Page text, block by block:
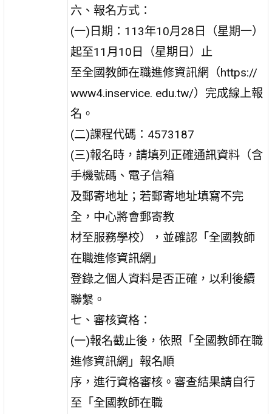
六、報名方式：
(一)日期：113年10月28日（星期一）
起至11月10日（星期日）止
至全國教師在職進修資訊網（https://
www4.inservice. edu.tw/）完成線上報
名。
(二)課程代碼：4573187
(三)報名時，請填列正確通訊資料（含
手機號碼、電子信箱
及郵寄地址；若郵寄地址填寫不完
全，中心將會郵寄教
材至服務學校），並確認「全國教師
在職進修資訊網」
登錄之個人資料是否正確，以利後續
聯繫。
七、審核資格：
(一)報名截止後，依照「全國教師在職
進修資訊網」報名順
序，進行資格審核。審查結果請自行
至「全國教師在職